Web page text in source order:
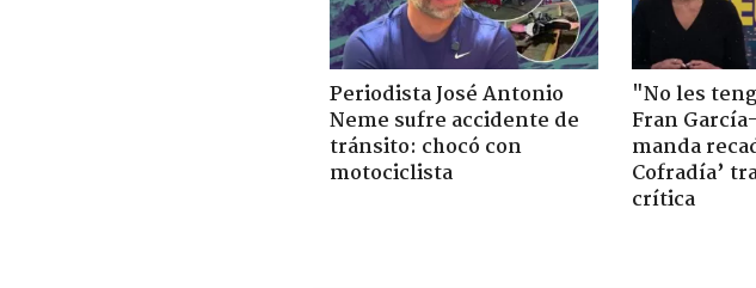
Periodista José Antonio
Neme sufre accidente de
tránsito: chocó con
motociclista
"No les
Fran
manda
Cofradía’
crítica